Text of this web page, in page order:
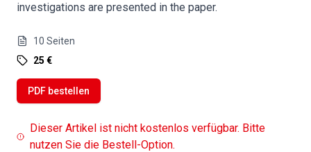
investigations are presented in the paper.
10 Seiten
25 €
PDF bestellen
Dieser Artikel ist nicht kostenlos verfügbar. Bitte
nutzen Sie die Bestell-Option.